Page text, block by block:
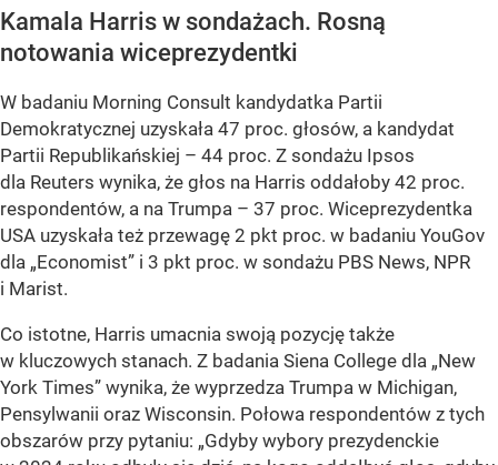
Kamala Harris w sondażach. Rosną
notowania wiceprezydentki
W badaniu Morning Consult kandydatka Partii
Demokratycznej uzyskała 47 proc. głosów, a kandydat
Partii Republikańskiej – 44 proc. Z sondażu Ipsos
dla Reuters wynika, że głos na Harris oddałoby 42 proc.
respondentów, a na Trumpa – 37 proc. Wiceprezydentka
USA uzyskała też przewagę 2 pkt proc. w badaniu YouGov
dla „Economist” i 3 pkt proc. w sondażu PBS News, NPR
i Marist.
Co istotne, Harris umacnia swoją pozycję także
w kluczowych stanach. Z badania Siena College dla „New
York Times” wynika, że wyprzedza Trumpa w Michigan,
Pensylwanii oraz Wisconsin. Połowa respondentów z tych
obszarów przy pytaniu: „Gdyby wybory prezydenckie